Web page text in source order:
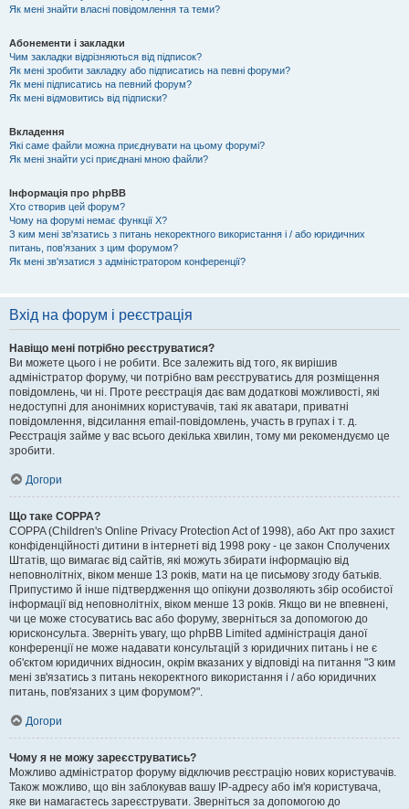
Як мені знайти власні повідомлення та теми?
Абонементи і закладки
Чим закладки відрізняються від підписок?
Як мені зробити закладку або підписатись на певні форуми?
Як мені підписатись на певний форум?
Як мені відмовитись від підписки?
Вкладення
Які саме файли можна приєднувати на цьому форумі?
Як мені знайти усі приєднані мною файли?
Інформація про phpBB
Хто створив цей форум?
Чому на форумі немає функції X?
З ким мені зв'язатись з питань некоректного використання і / або юридичних
питань, пов'язаних з цим форумом?
Як мені зв'язатися з адміністратором конференції?
Вхід на форум і реєстрація
Навіщо мені потрібно реєструватися?
Ви можете цього і не робити. Все залежить від того, як вирішив
адміністратор форуму, чи потрібно вам реєструватись для розміщення
повідомлень, чи ні. Проте реєстрація дає вам додаткові можливості, які
недоступні для анонімних користувачів, такі як аватари, приватні
повідомлення, відсилання email-повідомлень, участь в групах і т. д.
Реєстрація займе у вас всього декілька хвилин, тому ми рекомендуємо це
зробити.
Догори
Що таке COPPA?
COPPA (Children's Online Privacy Protection Act of 1998), або Акт про захист
конфіденційності дитини в інтернеті від 1998 року - це закон Сполучених
Штатів, що вимагає від сайтів, які можуть збирати інформацію від
неповнолітніх, віком менше 13 років, мати на це письмову згоду батьків.
Припустимо й інше підтвердження що опікуни дозволяють збір особистої
інформації від неповнолітніх, віком менше 13 років. Якщо ви не впевнені,
чи це може стосуватись вас або форуму, зверніться за допомогою до
юрисконсульта. Зверніть увагу, що phpBB Limited адміністрація даної
конференції не може надавати консультацій з юридичних питань і не є
об'єктом юридичних відносин, окрім вказаних у відповіді на питання "З ким
мені зв'язатись з питань некоректного використання і / або юридичних
питань, пов'язаних з цим форумом?".
Догори
Чому я не можу зареєструватись?
Можливо адміністратор форуму відключив реєстрацію нових користувачів.
Також можливо, що він заблокував вашу IP-адресу або ім'я користувача,
яке ви намагаєтесь зареєструвати. Зверніться за допомогою до